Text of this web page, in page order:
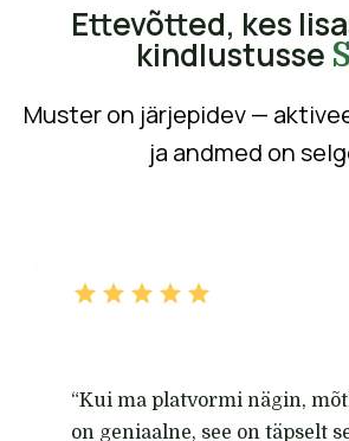
Ettevõtted, kes
kindlustusse
Muster on järjepidev —
ja andmed on
“Kui ma platvormi nägin,
on geniaalne, see on täpselt